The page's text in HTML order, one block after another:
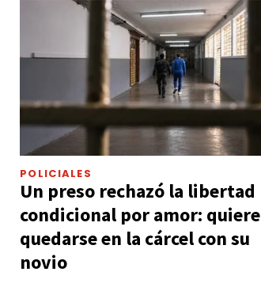
POLICIALES
Un preso rechazó la libertad
condicional por amor: quiere
quedarse en la cárcel con su
novio